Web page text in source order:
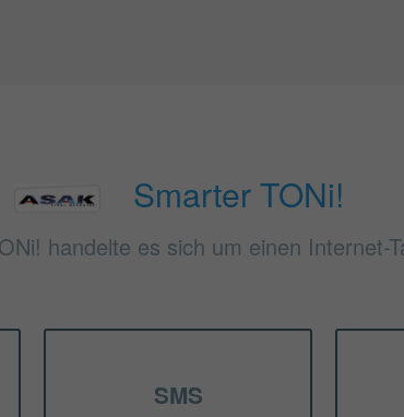
Smarter TONi!
handelte es sich um einen Internet-
SMS